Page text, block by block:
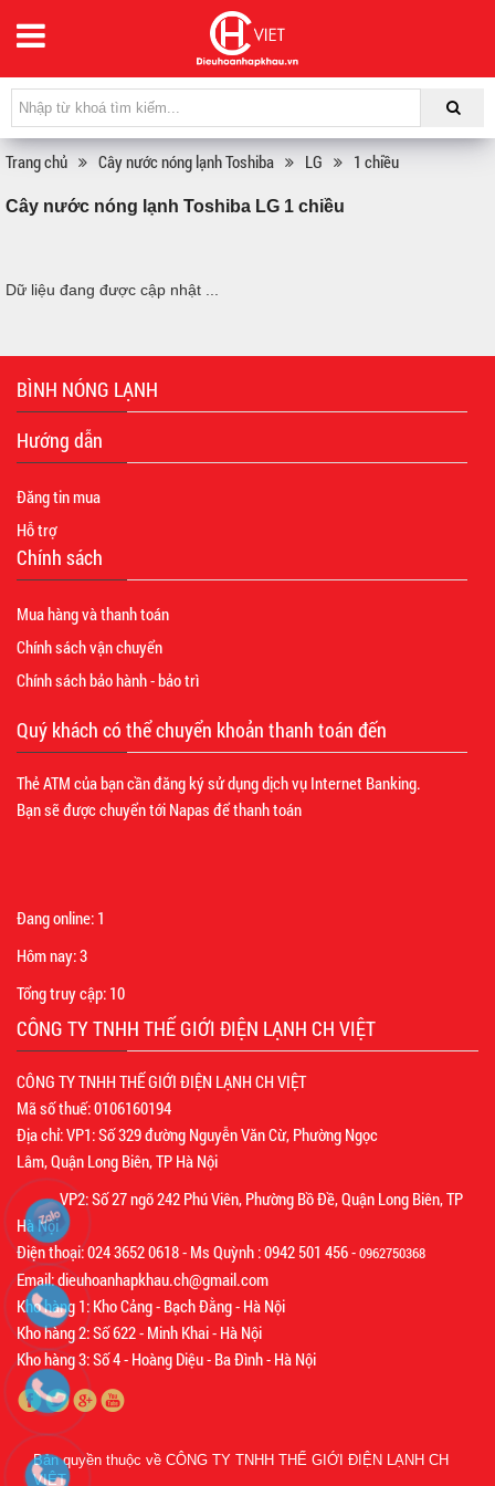
Trang chủ Cây nước nóng lạnh Toshiba LG 1 chiều
Cây nước nóng lạnh Toshiba LG 1 chiều
Dữ liệu đang được cập nhật ...
BÌNH NÓNG LẠNH
Hướng dẫn
Đăng tin mua
Hỗ trợ
Chính sách
Mua hàng và thanh toán
Chính sách vận chuyển
Chính sách bảo hành - bảo trì
Quý khách có thể chuyển khoản thanh toán đến
Thẻ ATM của bạn cần đăng ký sử dụng dịch vụ Internet Banking.
Bạn sẽ được chuyển tới Napas để thanh toán
Đang online: 1
Hôm nay:3
Tổng truy cập: 10
CÔNG TY TNHH THẾ GIỚI ĐIỆN LẠNH CH VIỆT
CÔNG TY TNHH THẾ GIỚI ĐIỆN LẠNH CH VIỆT
Mã số thuế: 0106160194
Địa chỉ: VP1: Số 329 đường Nguyễn Văn Cừ, Phường Ngọc
Lâm, Quận Long Biên, TP Hà Nội
VP2: Số 27 ngõ 242 Phú Viên, Phường Bồ Đề, Quận Long Biên, TP
Hà Nội
Điện thoại: 024 3652 0618 - Ms Quỳnh : 0942 501 456 -0962750368
Email: dieuhoanhapkhau.ch@gmail.com
Kho hàng 1: Kho Cảng - Bạch Đằng - Hà Nội
Kho hàng 2: Số 622 - Minh Khai - Hà Nội
Kho hàng 3: Số 4 - Hoàng Diệu - Ba Đình - Hà Nội
Bản quyền thuộc về CÔNG TY TNHH THẾ GIỚI ĐIỆN LẠNH CH
VIỆT